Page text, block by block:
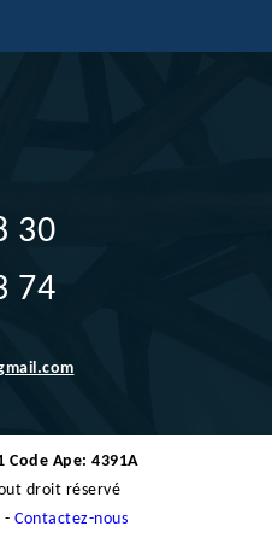
30
74
Code Ape: 4391A
droit réservé
-Contactez-nous